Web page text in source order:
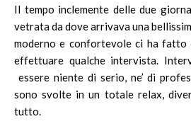
Il tempo inclemente delle due
vetrata da dove arrivava una
moderno e confortevole ci ha fatto
effettuare qualche intervista.
essere niente di serio, ne’ di
sono svolte in un totale relax,
tutto.